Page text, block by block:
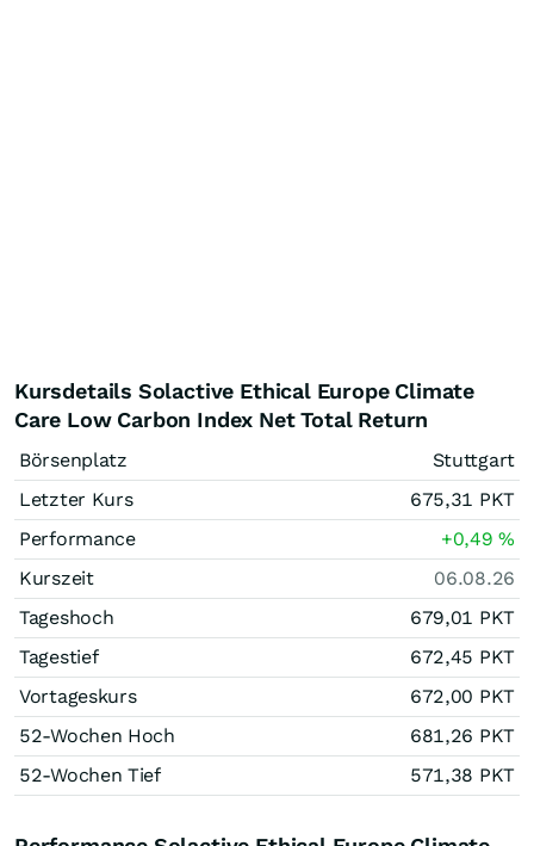
Kursdetails Solactive Ethical Europe Climate
Care Low Carbon Index Net Total Return
Börsenplatz
Stuttgart
Letzter Kurs
675,31 PKT
Performance
+0,49%
Kurszeit
06.08.26
Tageshoch
679,01 PKT
Tagestief
672,45 PKT
Vortageskurs
672,00 PKT
52-Wochen Hoch
681,26 PKT
52-Wochen Tief
571,38 PKT